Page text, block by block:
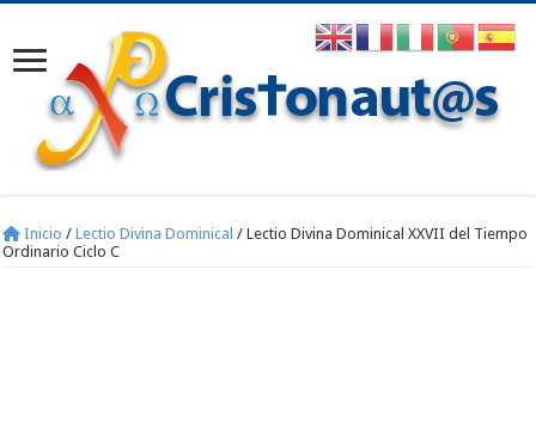
Inicio / Lectio Divina Dominical / Lectio Divina Dominical XXVII del Tiempo
Ordinario Ciclo C